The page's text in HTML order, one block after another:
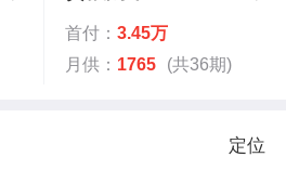
首付： 3.45万
月供： 1765 (共36期)
定位